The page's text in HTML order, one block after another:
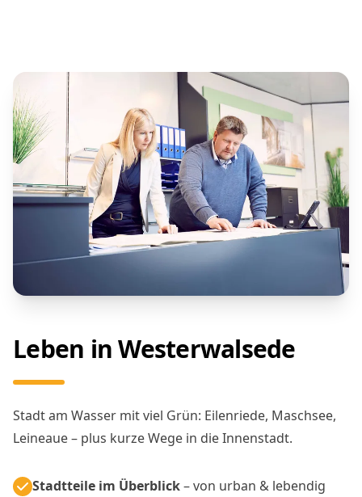
Leben in Westerwalsede
Stadt am Wasser mit viel Grün: Eilenriede, Maschsee,
Leineaue – plus kurze Wege in die Innenstadt.
Stadtteile im Überblick– von urban & lebendig